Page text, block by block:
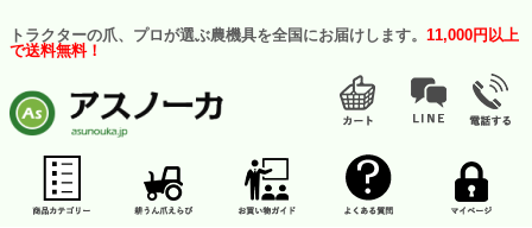
トラクターの爪、プロが選ぶ農機具を全国にお届けします。 11,000円以上
で送料無料！